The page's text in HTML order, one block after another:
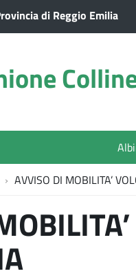
di Reggio Emilia
AVVISO DI MOBILITA’